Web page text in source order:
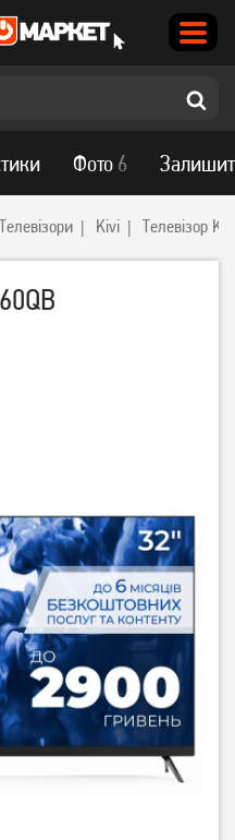
Телевізори Kivi Телевізор
Фото 6